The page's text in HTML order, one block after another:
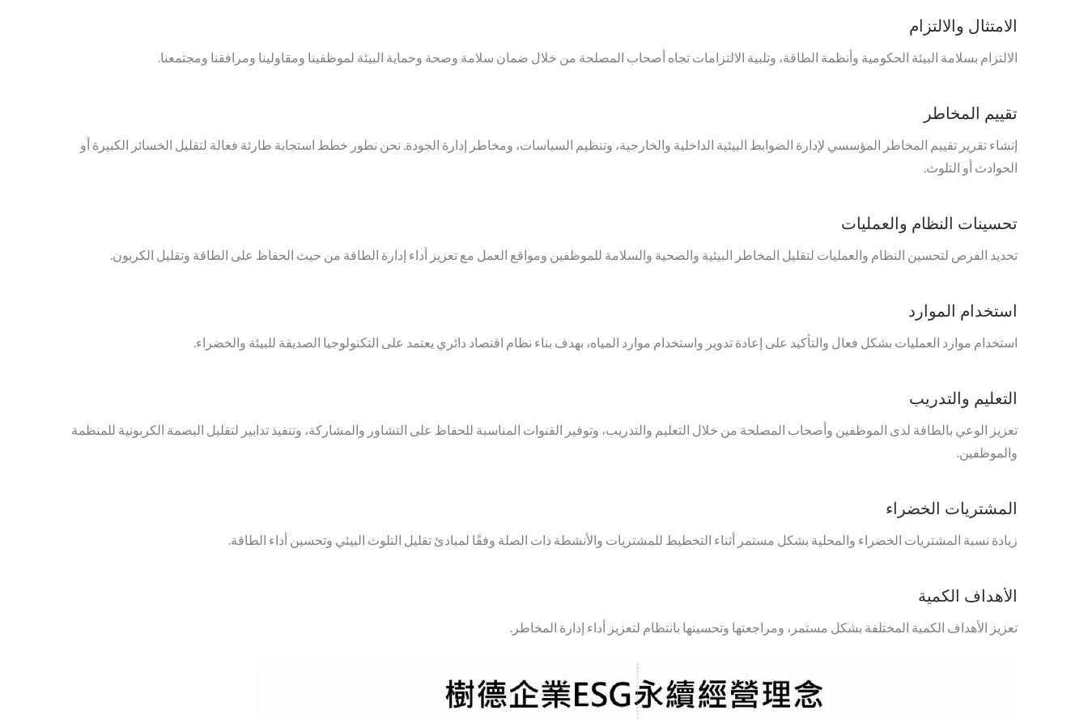
الامتثال والالتزام
الالتزام بسلامة البيئة الحكومية وأنظمة الطاقة، وتلبية الالتزامات تجاه أصحاب المصلحة من خلال ضمان سلامة وصحة وحماية البيئة لموظفينا ومقاولينا ومرافقنا ومجتمعنا.
تقييم المخاطر
إنشاء تقرير تقييم المخاطر المؤسسي لإدارة الضوابط البيئية الداخلية والخارجية، وتنظيم السياسات، ومخاطر إدارة الجودة. نحن نطور خطط استجابة طارئة فعالة لتقليل الخسائر الكبيرة أو
الحوادث أو التلوث.
تحسينات النظام والعمليات
تحديد الفرص لتحسين النظام والعمليات لتقليل المخاطر البيئية والصحية والسلامة للموظفين ومواقع العمل مع تعزيز أداء إدارة الطاقة من حيث الحفاظ على الطاقة وتقليل الكربون.
استخدام الموارد
استخدام موارد العمليات بشكل فعال والتأكيد على إعادة تدوير واستخدام موارد المياه، بهدف بناء نظام اقتصاد دائري يعتمد على التكنولوجيا الصديقة للبيئة والخضراء.
التعليم والتدريب
تعزيز الوعي بالطاقة لدى الموظفين وأصحاب المصلحة من خلال التعليم والتدريب، وتوفير القنوات المناسبة للحفاظ على التشاور والمشاركة، وتنفيذ تدابير لتقليل البصمة الكربونية للمنظمة
والموظفين.
المشتريات الخضراء
زيادة نسبة المشتريات الخضراء والمحلية بشكل مستمر أثناء التخطيط للمشتريات والأنشطة ذات الصلة وفقًا لمبادئ تقليل التلوث البيئي وتحسين أداء الطاقة.
الأهداف الكمية
تعزيز الأهداف الكمية المختلفة بشكل مستمر، ومراجعتها وتحسينها بانتظام لتعزيز أداء إدارة المخاطر.